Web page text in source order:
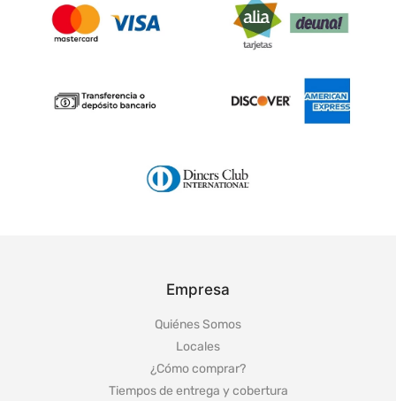
Empresa
Quiénes Somos
Locales
¿Cómo comprar?
Tiempos de entrega y cobertura